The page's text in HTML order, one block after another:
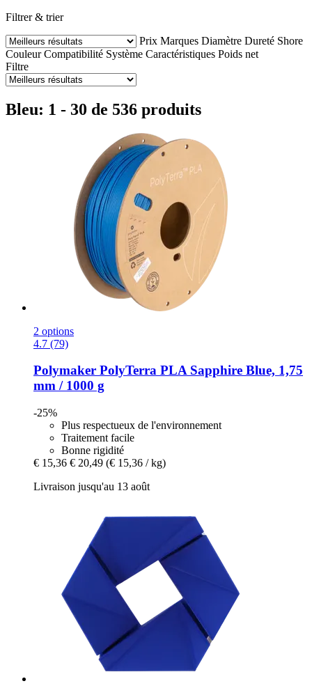
Filtrer & trier
Prix Marques Diamètre Dureté Shore
CouleurCompatibilité Système Caractéristiques Poids net
Filtre
Bleu: 1 - 30 de 536 produits
2 options
4.7 (79)
Polymaker PolyTerra PLA Sapphire Blue, 1,75
mm / 1000 g
-25%
Plus respectueux de l'environnement
Traitement facile
Bonne rigidité
€ 15,36 € 20,49 (€ 15,36 / kg)
Livraison jusqu'au 13 août